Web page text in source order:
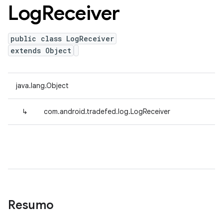
LogReceiver
public class LogReceiver
extends Object
java.lang.Object
↳ com.android.tradefed.log.LogReceiver
Resumo